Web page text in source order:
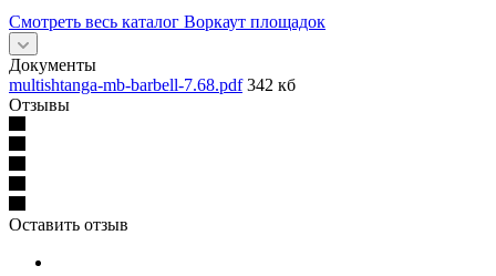
Смотреть весь каталог Воркаут площадок
Документы
multishtanga-mb-barbell-7.68.pdf 342 кб
Отзывы
Оставить отзыв